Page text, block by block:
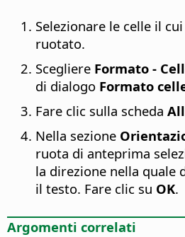
Selezionare le celle il
ruotato.
Scegliere Formato -
di dialogo Formato
Fare clic sulla scheda
Nella sezione
ruota di anteprima
la direzione nella quale
il testo. Fare clic su OK.
Argomenti correlati